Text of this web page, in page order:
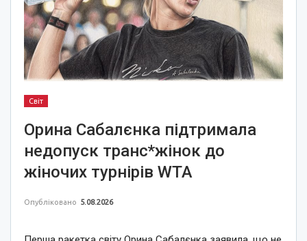
Світ
Орина Сабалєнка підтримала
недопуск транс*жінок до
жіночих турнірів WTA
Опубліковано 5.08.2026